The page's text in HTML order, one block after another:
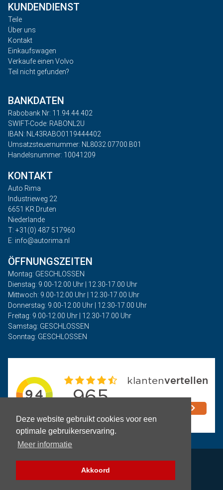
Deze website gebruikt cookies voor een
optimale gebruikerservaring.
Meer informatie
Akkoord
KUNDENDIENST
Teile
Über uns
Kontakt
Einkaufswagen
Verkaufe einen Volvo
Teil nicht gefunden?
BANKDATEN
Rabobank Nr: 11.94.44.402
SWIFT-Code: RABONL2U
IBAN: NL43RABO0119444402
Umsatzsteuernummer: NL8032.07700.B01
Handelsnummer: 10041209
KONTAKT
Auto Rima
Industrieweg 22
6651 KR Druten
Niederlande
T: +31(0) 487 517960
E: info@autorima.nl
ÖFFNUNGSZEITEN
Montag: GESCHLOSSEN
Dienstag: 9.00-12.00 Uhr | 12.30-17.00 Uhr
Mittwoch: 9.00-12.00 Uhr | 12.30-17.00 Uhr
Donnerstag: 9.00-12.00 Uhr | 12.30-17.00 Uhr
Freitag: 9.00-12.00 Uhr | 12.30-17.00 Uhr
Samstag: GESCHLOSSEN
Sonntag: GESCHLOSSEN
Privacy